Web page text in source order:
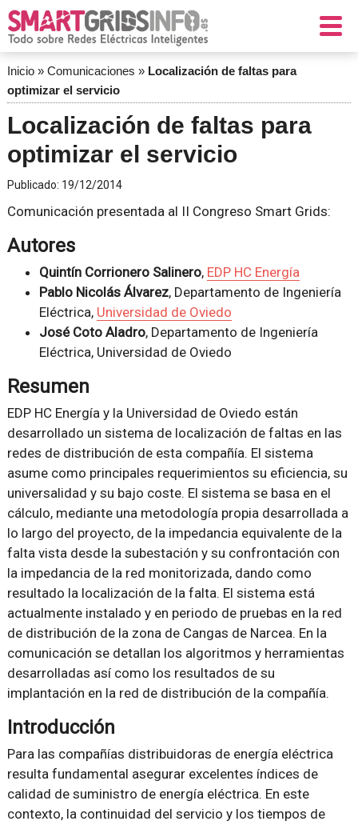
Inicio» Comunicaciones » Localización de faltas para
optimizar el servicio
Localización de faltas para
optimizar el servicio
Publicado: 19/12/2014
Comunicación presentada al II Congreso Smart Grids:
Autores
Quintín Corrionero Salinero, EDP HC Energía
Pablo Nicolás Álvarez, Departamento de Ingeniería
Eléctrica, Universidad de Oviedo
José Coto Aladro, Departamento de Ingeniería
Eléctrica, Universidad de Oviedo
Resumen
EDP HC Energía y la Universidad de Oviedo están
desarrollado un sistema de localización de faltas en las
redes de distribución de esta compañía. El sistema
asume como principales requerimientos su eficiencia, su
universalidad y su bajo coste. El sistema se basa en el
cálculo, mediante una metodología propia desarrollada a
lo largo del proyecto, de la impedancia equivalente de la
falta vista desde la subestación y su confrontación con
la impedancia de la red monitorizada, dando como
resultado la localización de la falta. El sistema está
actualmente instalado y en periodo de pruebas en la red
de distribución de la zona de Cangas de Narcea. En la
comunicación se detallan los algoritmos y herramientas
desarrolladas así como los resultados de su
implantación en la red de distribución de la compañía.
Introducción
Para las compañías distribuidoras de energía eléctrica
resulta fundamental asegurar excelentes índices de
calidad de suministro de energía eléctrica. En este
contexto, la continuidad del servicio y los tiempos de